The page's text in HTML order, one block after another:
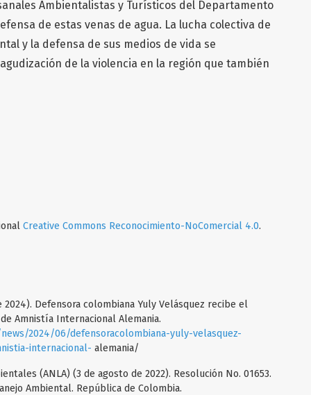
Ambientalistas y Turísticos del Departamento
de estas venas de agua. La lucha colectiva de
y la defensa de sus medios de vida se
de la violencia en la región que también
Creative Commons Reconocimiento-NoComercial 4.0.
Defensora colombiana Yuly Velásquez recibe el
Amnistía Internacional Alemania.
2024/06/defensoracolombiana-yuly-velasquez-
internacional- alemania/
(ANLA) (3 de agosto de 2022). Resolución No. 01653.
Ambiental. República de Colombia.